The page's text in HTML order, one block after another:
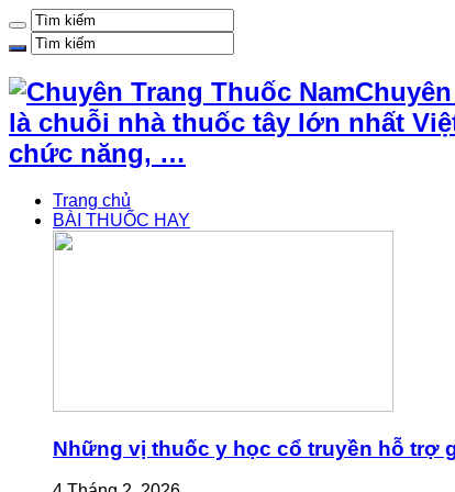
là chuỗi nhà thuốc tây lớn nhất
chức năng, …
Trang chủ
BÀI THUỐC HAY
Những vị thuốc y học cổ truyền hỗ trợ